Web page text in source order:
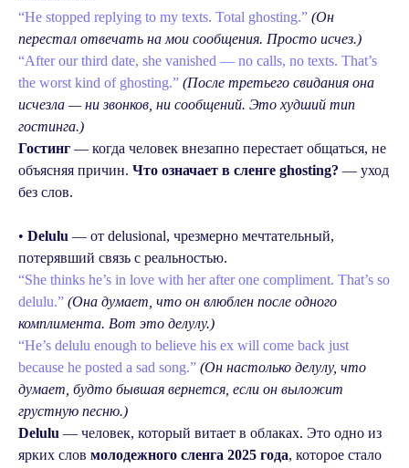
“He stopped replying to my texts. Total ghosting.” (Он
перестал отвечать на мои сообщения. Просто исчез.)
“After our third date, she vanished — no calls, no texts. That’s
the worst kind of ghosting.” (После третьего свидания она
исчезла — ни звонков, ни сообщений. Это худший тип
гостинга.)
Гостинг — когда человек внезапно перестает общаться, не
объясняя причин. Что означает в сленге ghosting? — уход
без слов.
• Delulu — от delusional, чрезмерно мечтательный,
потерявший связь с реальностью.
“She thinks he’s in love with her after one compliment. That’s so
delulu.” (Она думает, что он влюблен после одного
комплимента. Вот это делулу.)
“He’s delulu enough to believe his ex will come back just
because he posted a sad song.” (Он настолько делулу, что
думает, будто бывшая вернется, если он выложит
грустную песню.)
Delulu — человек, который витает в облаках. Это одно из
ярких слов молодежного сленга 2025 года, которое стало